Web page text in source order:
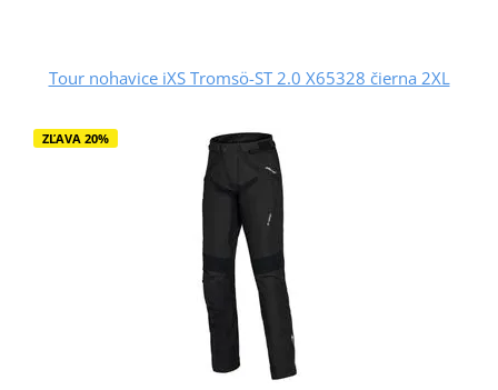
Tour nohavice iXS Tromsö-ST 2.0 X65328 čierna 2XL
ZĽAVA 20%